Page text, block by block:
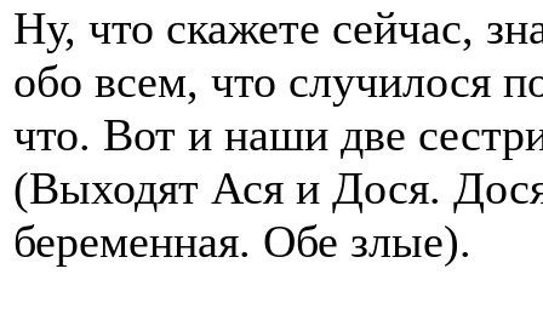
Ну, что скажете сейчас,
обо всем, что случилося
что. Вот и наши две
(Выходят Ася и Дося.
беременная. Обе злые).